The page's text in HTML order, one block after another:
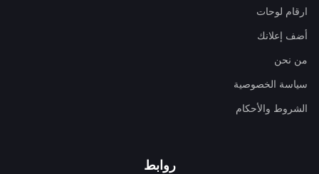
ارقام لوحات
أضف إعلانك
من نحن
سياسة الخصوصية
الشروط والأحكام
روابط